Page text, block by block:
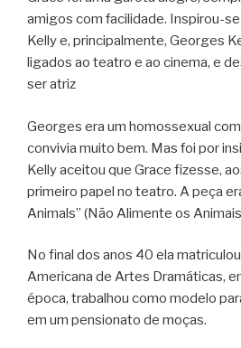
amigos com facilidade. Inspirou-
Kelly e, principalmente, Georges
ligados ao teatro e ao cinema, e
ser atriz
Georges era um homossexual
convivia muito bem. Mas foi por
Kelly aceitou que Grace fizesse,
primeiro papel no teatro. A peça
Animals” (Não Alimente os
No final dos anos 40 ela
Americana de Artes Dramáticas,
época, trabalhou como modelo
em um pensionato de moças.